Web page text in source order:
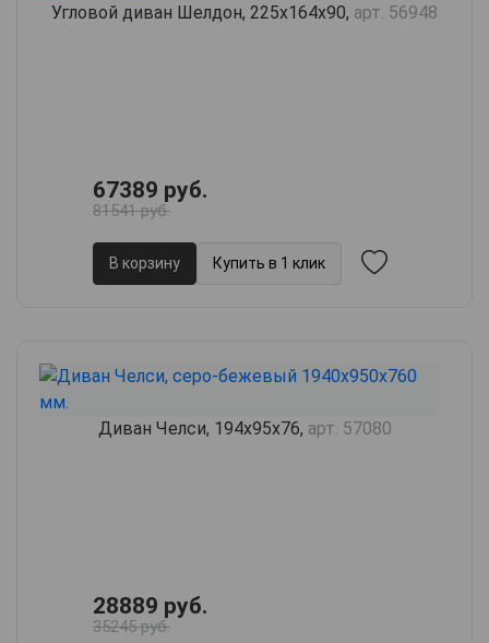
Угловой диван Шелдон, 225х164х90, арт. 56948
67389 руб.
81541 руб.
В корзину Купить в 1 клик
Диван Челси, 194х95х76, арт. 57080
28889 руб.
35245 руб.